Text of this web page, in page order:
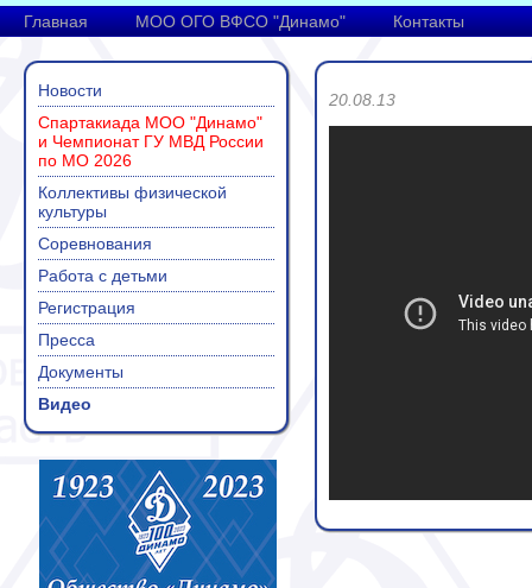
Главная МОО ОГО ВФСО "Динамо" Контакты
Новости
Спартакиада МОО "Динамо"
и Чемпионат ГУ МВД России
по МО 2026
Коллективы физической
культуры
Соревнования
Работа с детьми
Регистрация
Пресса
Документы
Видео
20.08.13